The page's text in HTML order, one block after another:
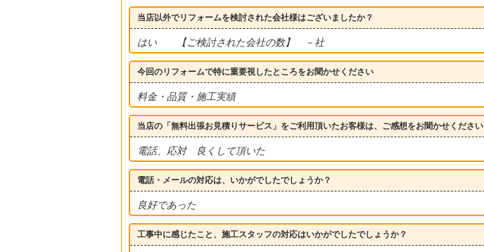
当店以外でリフォームを検討された会社様はございましたか？
はい 【ご検討された会社の数】 －社
今回のリフォームで特に重要視したところをお聞かせください
料金・品質・施工実績
当店の「無料出張お見積りサービス」をご利用頂いたお客様は、ご感想をお聞かせください
電話、応対 良くして頂いた
電話・メールの対応は、いかがでしたでしょうか？
良好であった
工事中に感じたこと、施工スタッフの対応はいかがでしたでしょうか？